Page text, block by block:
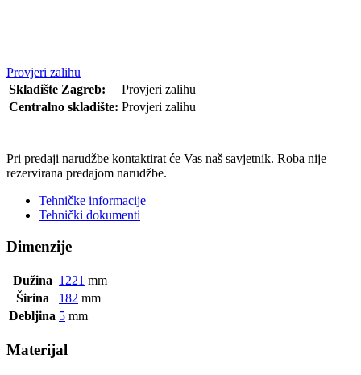
Provjeri zalihu
Skladište Zagreb:
Provjeri zalihu
Centralno skladište: Provjeri zalihu
Pri predaji narudžbe kontaktirat će Vas naš savjetnik. Roba nije
rezervirana predajom narudžbe.
Tehničke informacije
Tehnički dokumenti
Dimenzije
Dužina 1221 mm
Širina
182 mm
Debljina 5 mm
Materijal